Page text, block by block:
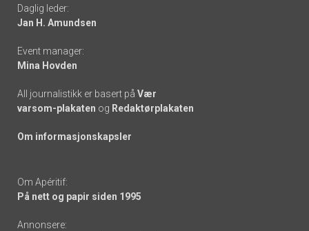
links
Daglig leder:
Jan H. Amundsen
Event manager:
Mina Hovden
All journalistikk er basert på Vær
varsom-plakaten og Redaktørplakaten
Om informasjonskapsler
Om Apéritif:
På nett og papir siden 1995
Annonsere: